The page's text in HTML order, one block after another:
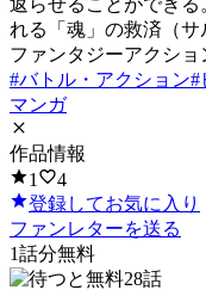
れる「魂」の救済（
ファンタジーアクショ
#バトル・アクション#
マンガ
作品情報
1
4
登録してお気に入り
ファンレターを送る
1話分無料
28話